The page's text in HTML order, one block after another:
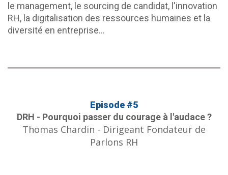
le management, le sourcing de candidat, l'innovation
RH, la digitalisation des ressources humaines et la
diversité en entreprise...
Episode #5
DRH - Pourquoi passer du courage à l'audace ?
Thomas Chardin - Dirigeant Fondateur de
Parlons RH